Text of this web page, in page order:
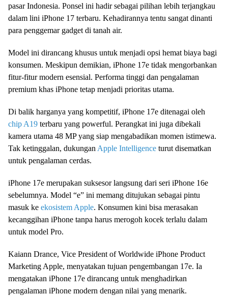
pasar Indonesia. Ponsel ini hadir sebagai pilihan lebih terjangkau
dalam lini iPhone 17 terbaru. Kehadirannya tentu sangat dinanti
para penggemar gadget di tanah air.
Model ini dirancang khusus untuk menjadi opsi hemat biaya bagi
konsumen. Meskipun demikian, iPhone 17e tidak mengorbankan
fitur-fitur modern esensial. Performa tinggi dan pengalaman
premium khas iPhone tetap menjadi prioritas utama.
Di balik harganya yang kompetitif, iPhone 17e ditenagai oleh
chip A19 terbaru yang powerful. Perangkat ini juga dibekali
kamera utama 48 MP yang siap mengabadikan momen istimewa.
Tak ketinggalan, dukungan Apple Intelligence turut disematkan
untuk pengalaman cerdas.
iPhone 17e merupakan suksesor langsung dari seri iPhone 16e
sebelumnya. Model “e” ini memang ditujukan sebagai pintu
masuk ke ekosistem Apple. Konsumen kini bisa merasakan
kecanggihan iPhone tanpa harus merogoh kocek terlalu dalam
untuk model Pro.
Kaiann Drance, Vice President of Worldwide iPhone Product
Marketing Apple, menyatakan tujuan pengembangan 17e. Ia
mengatakan iPhone 17e dirancang untuk menghadirkan
pengalaman iPhone modern dengan nilai yang menarik.